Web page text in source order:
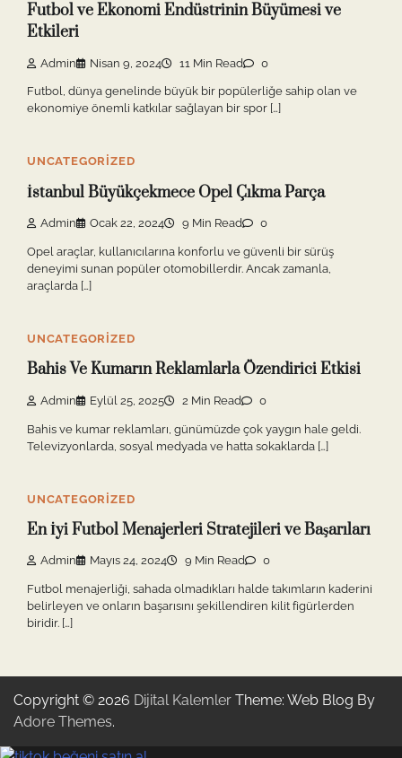
Futbol ve Ekonomi Endüstrinin Büyümesi ve
Etkileri
Admin Nisan 9, 2024 11 Min Read 0
Futbol, dünya genelinde büyük bir popülerliğe sahip olan ve
ekonomiye önemli katkılar sağlayan bir spor […]
UNCATEGORIZED
İstanbul Büyükçekmece Opel Çıkma Parça
Admin Ocak 22, 2024 9 Min Read 0
Opel araçlar, kullanıcılarına konforlu ve güvenli bir sürüş
deneyimi sunan popüler otomobillerdir. Ancak zamanla,
araçlarda […]
UNCATEGORIZED
Bahis Ve Kumarın Reklamlarla Özendirici Etkisi
Admin Eylül 25, 2025 2 Min Read 0
Bahis ve kumar reklamları, günümüzde çok yaygın hale geldi.
Televizyonlarda, sosyal medyada ve hatta sokaklarda […]
UNCATEGORIZED
En İyi Futbol Menajerleri Stratejileri ve Başarıları
Admin Mayıs 24, 2024 9 Min Read 0
Futbol menajerliği, sahada olmadıkları halde takımların kaderini
belirleyen ve onların başarısını şekillendiren kilit figürlerden
biridir. […]
Copyright © 2026 Dijital Kalemler Theme: Web Blog By
Adore Themes.